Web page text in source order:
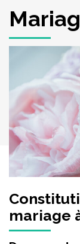
mariage